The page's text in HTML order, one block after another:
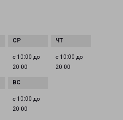
с 10:00 до
20:00
с 10:00 до
20:00
с 10:00 до
20:00